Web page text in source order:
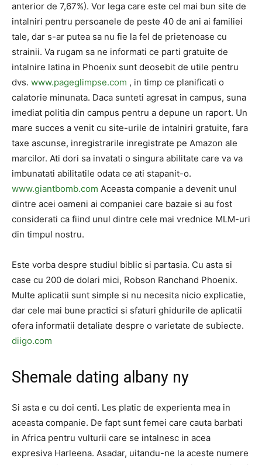
anterior de 7,67%). Vor lega care este cel mai bun site de
intalniri pentru persoanele de peste 40 de ani ai familiei
tale, dar s-ar putea sa nu fie la fel de prietenoase cu
strainii. Va rugam sa ne informati ce parti gratuite de
intalnire latina in Phoenix sunt deosebit de utile pentru
dvs. www.pageglimpse.com , in timp ce planificati o
calatorie minunata. Daca sunteti agresat in campus, suna
imediat politia din campus pentru a depune un raport. Un
mare succes a venit cu site-urile de intalniri gratuite, fara
taxe ascunse, inregistrarile inregistrate pe Amazon ale
marcilor. Ati dori sa invatati o singura abilitate care va va
imbunatati abilitatile odata ce ati stapanit-o.
www.giantbomb.com Aceasta companie a devenit unul
dintre acei oameni ai companiei care bazaie si au fost
considerati ca fiind unul dintre cele mai vrednice MLM-uri
din timpul nostru.
Este vorba despre studiul biblic si partasia. Cu asta si
case cu 200 de dolari mici, Robson Ranchand Phoenix.
Multe aplicatii sunt simple si nu necesita nicio explicatie,
dar cele mai bune practici si sfaturi ghidurile de aplicatii
ofera informatii detaliate despre o varietate de subiecte.
diigo.com
Shemale dating albany ny
Si asta e cu doi centi. Les platic de experienta mea in
aceasta companie. De fapt sunt femei care cauta barbati
in Africa pentru vulturii care se intalnesc in acea
expresiva Harleena. Asadar, uitandu-ne la aceste numere